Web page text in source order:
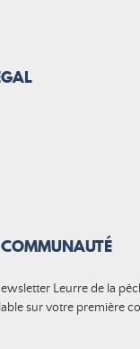
Leurre de la
sur votre première